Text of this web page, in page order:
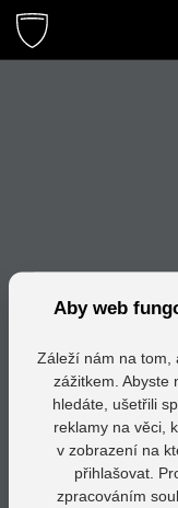
Aby web
Záleží nám na tom,
zážitkem. Abyste
hledáte, ušetřili
reklamy na věci,
v zobrazení na
přihlašovat.
zpracováním